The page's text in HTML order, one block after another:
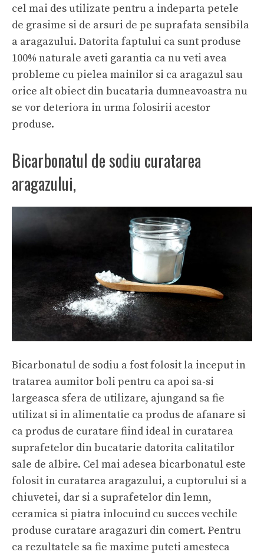
cel mai des utilizate pentru a indeparta petele
de grasime si de arsuri de pe suprafata sensibila
a aragazului. Datorita faptului ca sunt produse
100% naturale aveti garantia ca nu veti avea
probleme cu pielea mainilor si ca aragazul sau
orice alt obiect din bucataria dumneavoastra nu
se vor deteriora in urma folosirii acestor
produse.
Bicarbonatul de sodiu curatarea
aragazului,
Bicarbonatul de sodiu a fost folosit la inceput in
tratarea aumitor boli pentru ca apoi sa-si
largeasca sfera de utilizare, ajungand sa fie
utilizat si in alimentatie ca produs de afanare si
ca produs de curatare fiind ideal in curatarea
suprafetelor din bucatarie datorita calitatilor
sale de albire. Cel mai adesea bicarbonatul este
folosit in curatarea aragazului, a cuptorului si a
chiuvetei, dar si a suprafetelor din lemn,
ceramica si piatra inlocuind cu succes vechile
produse curatare aragazuri din comert. Pentru
ca rezultatele sa fie maxime puteti amesteca